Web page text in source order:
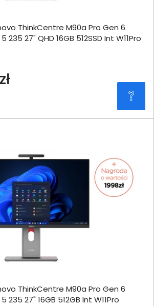
ThinkCentre M90a Pro Gen 6
235 27" QHD 16GB 512SSD Int W11Pro
ThinkCentre M90a Pro Gen 6
235 27" 16GB 512GB Int W11Pro